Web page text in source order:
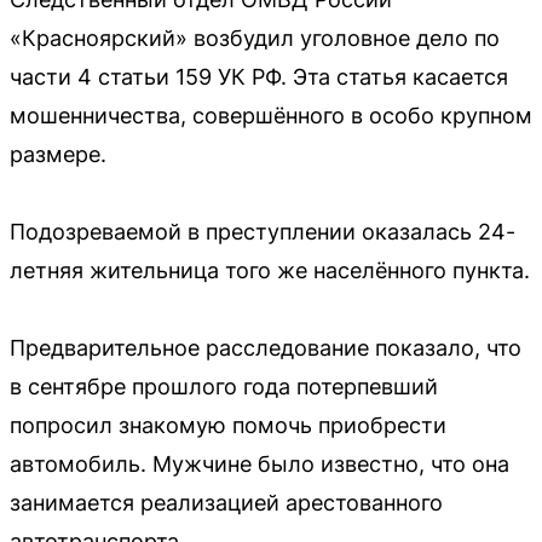
«Красноярский» возбудил уголовное дело по
части 4 статьи 159 УК РФ. Эта статья касается
мошенничества, совершённого в особо крупном
размере.
Подозреваемой в преступлении оказалась 24-
летняя жительница того же населённого пункта.
Предварительное расследование показало, что
в сентябре прошлого года потерпевший
попросил знакомую помочь приобрести
автомобиль. Мужчине было известно, что она
занимается реализацией арестованного